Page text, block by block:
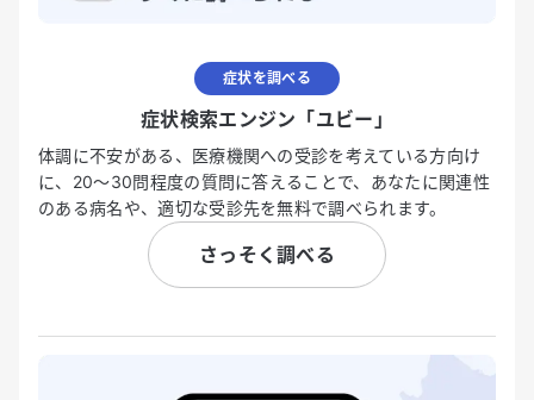
症状を調べる
症状検索エンジン「ユビー」
体調に不安がある、医療機関への受診を考えている方向け
に、20〜30問程度の質問に答えることで、あなたに関連性
のある病名や、適切な受診先を無料で調べられます。
さっそく調べる